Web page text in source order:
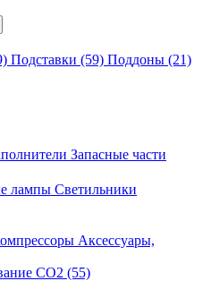
Подставки (59) Поддоны (21)
Запасные части
лампы Светильники
Аксессуары,
CO2 (55)